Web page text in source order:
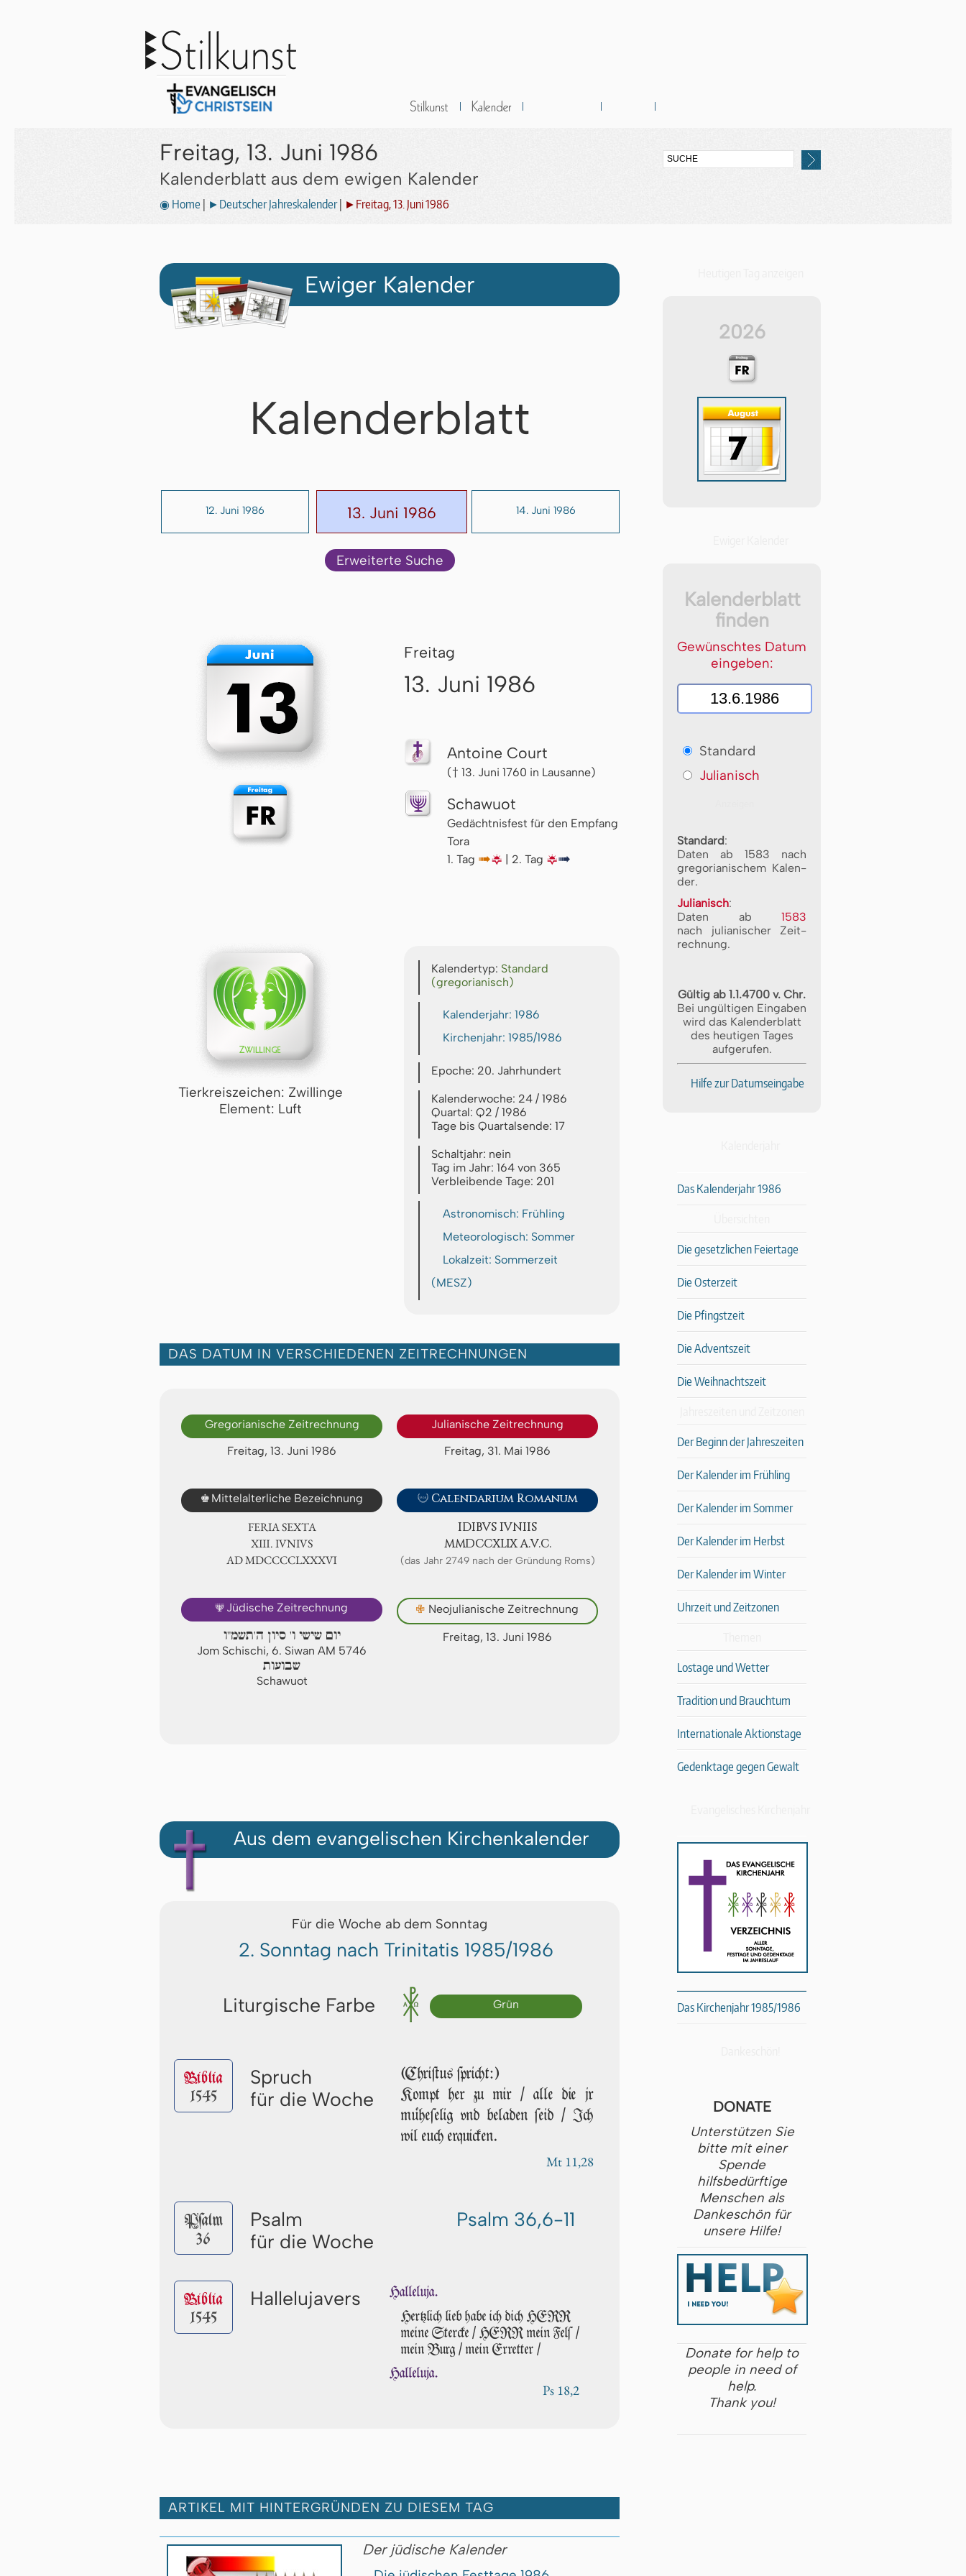
Freitag, 13. Juni 1986
Kalenderblatt aus dem ewigen Kalender
◉ Home ►Deutscher Jahreskalender| ►Freitag, 13. Juni 1986
Ewiger Kalender
Kalenderblatt
12. Juni 1986 13. Juni 1986 14. Juni 1986
Erweiterte Suche
Freitag
13. Juni 1986
Antoine Court
(† 13. Juni 1760 in Lausanne)
Schawuot
Gedächtnisfest für den Empfang
Tora
1. Tag ↦🌇 | 2. Tag 🌇↦
Tierkreiszeichen: Zwillinge
Element: Luft
Kalendertyp: Standard
(gregorianisch)
Kalenderjahr: 1986
Kirchenjahr: 1985/1986
Epoche: 20. Jahrhundert
Kalenderwoche: 24 / 1986
Quartal: Q2 / 1986
Tage bis Quartalsende: 17
Schaltjahr: nein
Tag im Jahr: 164 von 365
Verbleibende Tage: 201
Astronomisch: Frühling
Meteorologisch: Sommer
Lokalzeit: Sommerzeit
(MESZ)
DAS DATUM IN VERSCHIEDENEN ZEITRECHNUNGEN
Gregorianische Zeitrechnung
Freitag, 13. Juni 1986
Julianische Zeitrechnung
Freitag, 31. Mai 1986
♚ Mittelalterliche Bezeichnung
FERIA SEXTA
ⅩⅢ. IVNIVS
AD ⅯⅮⅭⅭⅭⅭⅬⅩⅩⅩⅥ
 Calendarium Romanum
IDIBVS IVNIIS
ⅯⅯⅮⅭⅭⅩⅬⅨ A.V.C.
(das Jahr 2749 nach der Gründung Roms)
🕎 Jüdische Zeitrechnung
יום שישי ו' סיון ה'תשמ"ו
Jom Schischi, 6. Siwan AM 5746
שבועות
Schawuot
✙ Neojulianische Zeitrechnung
Freitag, 13. Juni 1986
Aus dem evangelischen Kirchenkalender
Für die Woche ab dem Sonntag
2. Sonntag nach Trinitatis 1985/1986
Liturgische Farbe Grün
Biblia
1545
Spruch
für die Woche
(Chriſtus ſpricht:)
Kompt her zu mir / alle die jr
müheſelig vnd beladen ſeid / Ich
wil euch erquicken.
Mt 11,28
Pſalm
36
Psalm
für die Woche
Psalm 36,6-11
Biblia
1545
Hallelujavers
Halleluja.
Hertzlich lieb habe ich dich HERR
meine Stercke / HERR mein Felſ /
mein Burg / mein Erretter /
Halleluja.
Ps 18,2
ARTIKEL MIT HINTERGRÜNDEN ZU DIESEM TAG
Der jüdische Kalender
2026
Kalenderblatt
finden
Gewünschtes Datum
eingeben:
Standard
Julianisch
Standard:
Daten ab 1583 nach
gre­go­ri­a­ni­schem Ka­len­
der.
Julianisch:
Daten ab 1583
nach ju­li­a­ni­scher Zeit­
rech­nung.
Gültig ab 1.1.4700 v. Chr.
Bei ungültigen Eingaben
wird das Kalenderblatt
des heutigen Tages
aufgerufen.
Hilfe zur Datumseingabe
Das Kalenderjahr 1986
Die gesetzlichen Feiertage
Die Osterzeit
Die Pfingstzeit
Die Adventszeit
Die Weihnachtszeit
Der Beginn der Jahreszeiten
Der Kalender im Frühling
Der Kalender im Sommer
Der Kalender im Herbst
Der Kalender im Winter
Uhrzeit und Zeitzonen
Lostage und Wetter
Tradition und Brauchtum
Internationale Aktionstage
Gedenktage gegen Gewalt
Das Kirchenjahr 1985/1986
DONATE
Unterstützen Sie
bitte mit einer
Spende
hilfsbedürftige
Menschen als
Dankeschön für
unsere Hilfe!
Donate for help to
people in need of
help.
Thank you!